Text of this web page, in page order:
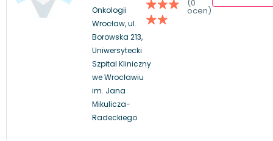
Onkologii
Wrocław, ul.
Borowska 213,
Uniwersytecki
Szpital Kliniczny
we Wrocławiu
im. Jana
Mikulicza-
Radeckiego
(0
ocen)